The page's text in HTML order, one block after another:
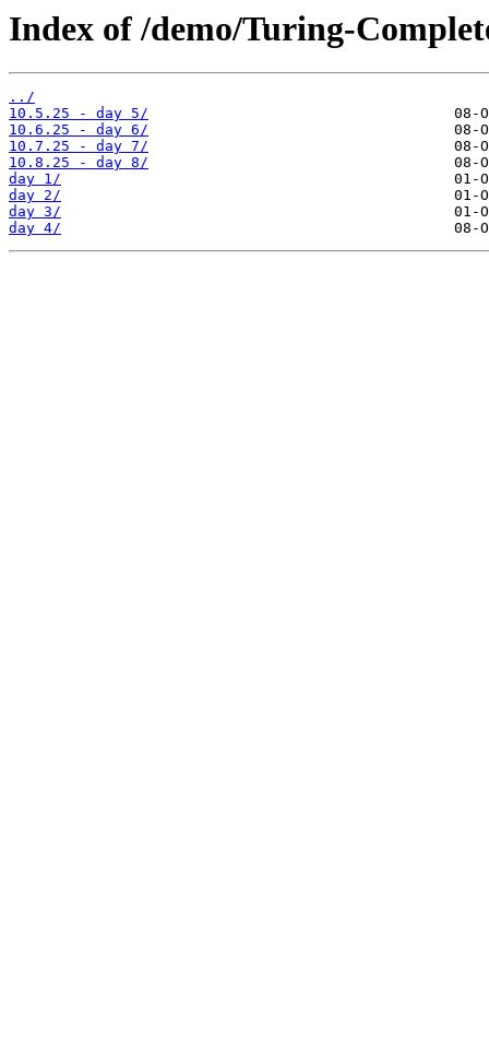
Index of /demo/Turing-
../
10.5.25 - day 5/
10.6.25 - day 6/
10.7.25 - day 7/
10.8.25 - day 8/
day 1/
day 2/
day 3/
day 4/